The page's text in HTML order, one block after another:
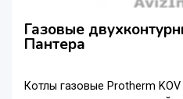
Газовые
Пантера
Котлы газовые Protherm